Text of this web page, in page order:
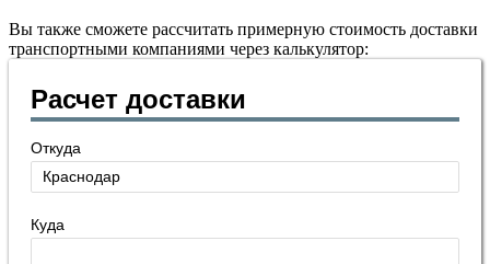
Вы также сможете рассчитать примерную стоимость доставки
транспортными компаниями через калькулятор:
Расчет доставки
Откуда
Куда